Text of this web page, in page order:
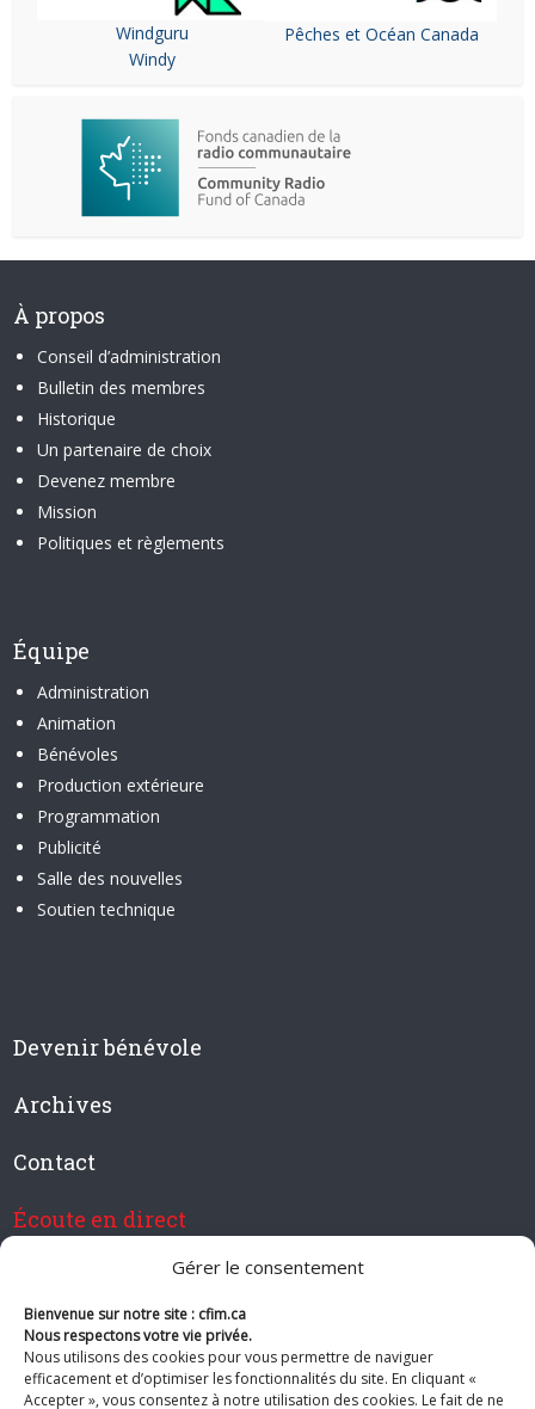
Gérer le consentement
Bienvenue sur notre site : cfim.ca
Nous respectons votre vie privée.
Nous utilisons des cookies pour vous permettre de naviguer
efficacement et d’optimiser les fonctionnalités du site. En cliquant «
Accepter », vous consentez à notre utilisation des cookies. Le fait de ne
Windguru
Windy
Pêches et Océan Canada
À propos
Conseil d’administration
Bulletin des membres
Historique
Un partenaire de choix
Devenez membre
Mission
Politiques et règlements
Équipe
Administration
Animation
Bénévoles
Production extérieure
Programmation
Publicité
Salle des nouvelles
Soutien technique
Devenir bénévole
Archives
Contact
Écoute en direct
Devenir membre de CFIM